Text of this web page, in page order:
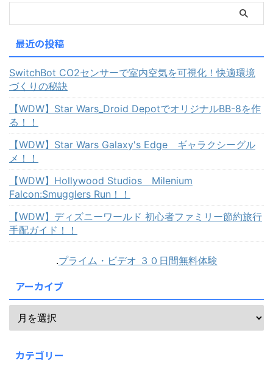
最近の投稿
SwitchBot CO2センサーで室内空気を可視化！快適環境
づくりの秘訣
【WDW】Star Wars_Droid DepotでオリジナルBB-8を作
る！！
【WDW】Star Wars Galaxy's Edge ギャラクシーグル
メ！！
【WDW】Hollywood Studios Milenium
Falcon:Smugglers Run！！
【WDW】ディズニーワールド 初心者ファミリー節約旅行
手配ガイド！！
.プライム・ビデオ ３０日間無料体験
アーカイブ
カテゴリー